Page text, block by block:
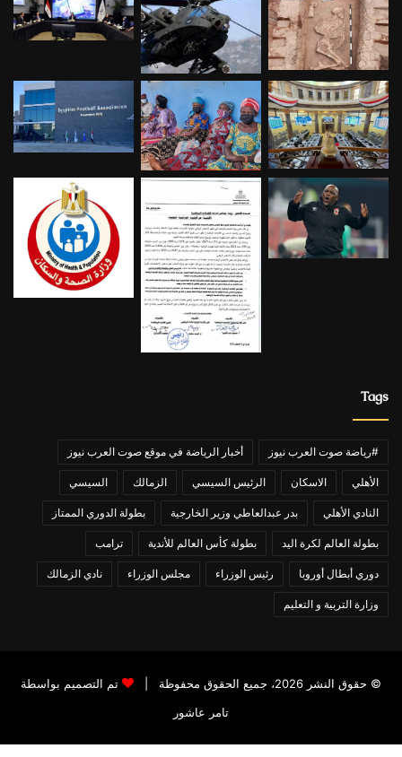
Tags
#رياضة صوت العرب نيوز أخبار الرياضة في موقع صوت العرب نيوز
الأهلي الاسكان الرئيس السيسي الزمالك السيسي
النادي الأهلي بدر عبدالعاطي وزير الخارجية بطولة الدوري الممتاز
بطولة العالم لكرة اليد بطولة كأس العالم للأندية ترامب
دوري أبطال أوروبا رئيس الوزراء مجلس الوزراء نادي الزمالك
وزارة التربية و التعليم
© حقوق النشر 2026، جميع الحقوق محفوظة |
تم التصميم بواسطة
تامر عاشور